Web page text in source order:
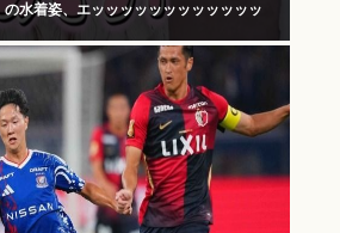
の水着姿、エッッッッッッッッッッッッ